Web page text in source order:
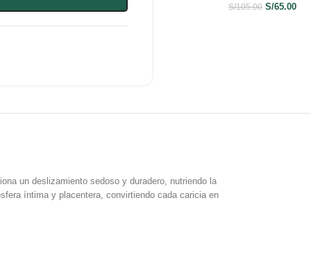
S/105.00 S/65.00
un deslizamiento sedoso y duradero, nutriendo la
íntima y placentera, convirtiendo cada caricia en